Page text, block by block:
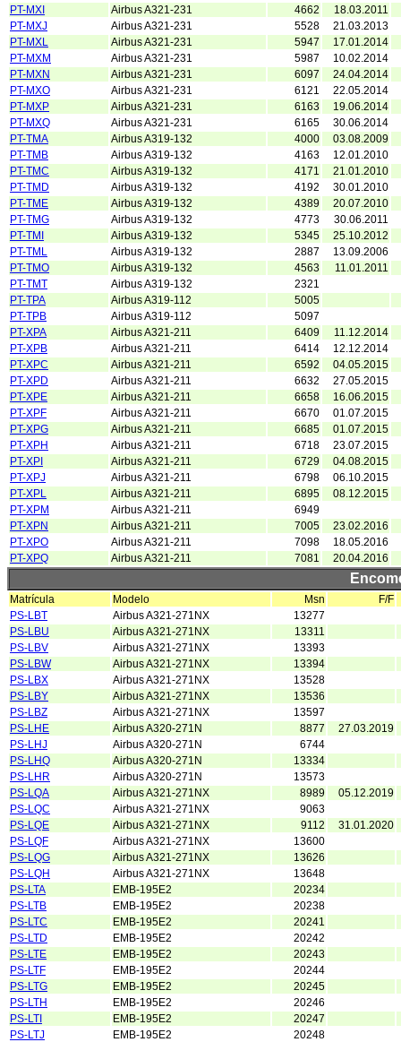
PT-MXI Airbus A321-231 4662
18.03.2011
PT-MXJ
Airbus A321-231 5528
21.03.2013
PT-MXL
Airbus A321-231 5947
17.01.2014
PT-MXM
Airbus A321-231 5987
10.02.2014
PT-MXN
Airbus A321-231 6097
24.04.2014
PT-MXO
Airbus A321-231 6121
22.05.2014
PT-MXP
Airbus A321-231 6163
19.06.2014
PT-MXQ
Airbus A321-231 6165
30.06.2014
PT-TMA
Airbus A319-132 4000
03.08.2009
PT-TMB
Airbus A319-132 4163
12.01.2010
PT-TMC
Airbus A319-132 4171
21.01.2010
PT-TMD
Airbus A319-132 4192
30.01.2010
PT-TME
Airbus A319-132 4389
20.07.2010
PT-TMG
Airbus A319-132 4773
30.06.2011
PT-TMI
Airbus A319-132 5345
25.10.2012
PT-TML
Airbus A319-132 2887
13.09.2006
PT-TMO
Airbus A319-132 4563
11.01.2011
PT-TMT
Airbus A319-132
2321
PT-TPA
Airbus A319-112
5005
PT-TPB
Airbus A319-112
5097
PT-XPA
Airbus A321-211 6409
11.12.2014
PT-XPB
Airbus A321-211 6414
12.12.2014
PT-XPC
Airbus A321-211 6592
04.05.2015
PT-XPD
Airbus A321-211 6632
27.05.2015
PT-XPE
Airbus A321-211 6658
16.06.2015
PT-XPF
Airbus A321-211 6670
01.07.2015
PT-XPG
Airbus A321-211 6685
01.07.2015
PT-XPH
Airbus A321-211 6718
23.07.2015
PT-XPI
Airbus A321-211 6729
04.08.2015
PT-XPJ
Airbus A321-211 6798
06.10.2015
PT-XPL
Airbus A321-211 6895
08.12.2015
PT-XPM
Airbus A321-211
6949
PT-XPN
Airbus A321-211 7005
23.02.2016
PT-XPO
Airbus A321-211 7098
18.05.2016
PT-XPQ
Airbus A321-211 7081 20.04.2016
Matrícula Modelo Msn
F/F
PS-LBT
Airbus A321-271NX
13277
PS-LBU
Airbus A321-271NX
13311
PS-LBV
Airbus A321-271NX
13393
PS-LBW
Airbus A321-271NX
13394
PS-LBX
Airbus A321-271NX
13528
PS-LBY
Airbus A321-271NX
13536
PS-LBZ
Airbus A321-271NX
13597
PS-LHE
Airbus A320-271N 8877
27.03.2019
PS-LHJ
Airbus A320-271N
6744
PS-LHQ
Airbus A320-271N
13334
PS-LHR
Airbus A320-271N
13573
PS-LQA
Airbus A321-271NX 8989
05.12.2019
PS-LQC
Airbus A321-271NX
9063
PS-LQE
Airbus A321-271NX 9112
31.01.2020
PS-LQF
Airbus A321-271NX
13600
PS-LQG
Airbus A321-271NX
13626
PS-LQH
Airbus A321-271NX
13648
PS-LTA
EMB-195E2
20234
PS-LTB
EMB-195E2
20238
PS-LTC
EMB-195E2
20241
PS-LTD
EMB-195E2
20242
PS-LTE
EMB-195E2
20243
PS-LTF
EMB-195E2
20244
PS-LTG
EMB-195E2
20245
PS-LTH
EMB-195E2
20246
PS-LTI
EMB-195E2
20247
PS-LTJ
EMB-195E2
20248